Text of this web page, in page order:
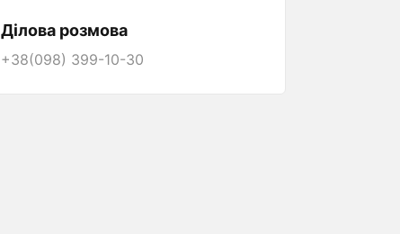
Ділова розмова
+38(098) 399-10-30